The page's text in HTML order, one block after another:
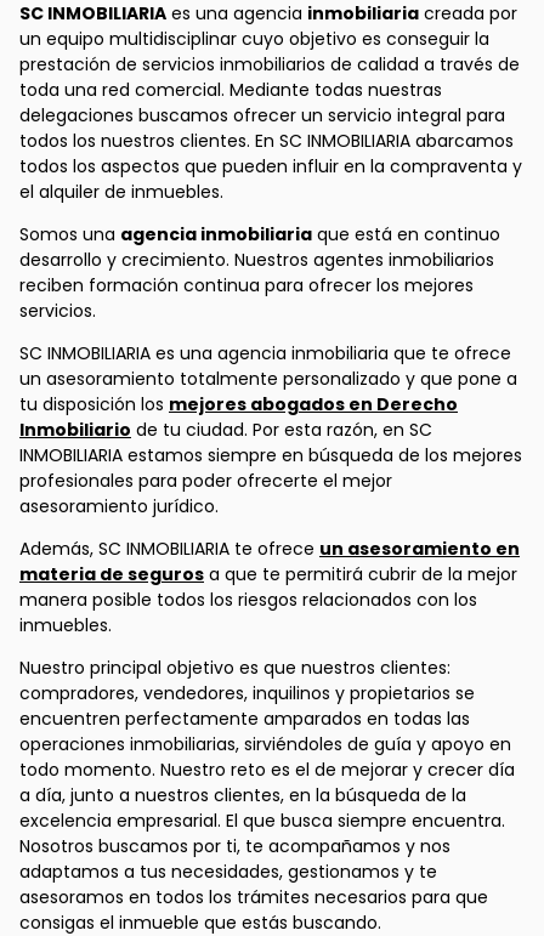
SC INMOBILIARIA es una agencia inmobiliaria creada por
un equipo multidisciplinar cuyo objetivo es conseguir la
prestación de servicios inmobiliarios de calidad a través de
toda una red comercial. Mediante todas nuestras
delegaciones buscamos ofrecer un servicio integral para
todos los nuestros clientes. En SC INMOBILIARIA abarcamos
todos los aspectos que pueden influir en la compraventa y
el alquiler de inmuebles.
Somos una agencia inmobiliaria que está en continuo
desarrollo y crecimiento. Nuestros agentes inmobiliarios
reciben formación continua para ofrecer los mejores
servicios.
SC INMOBILIARIA es una agencia inmobiliaria que te ofrece
un asesoramiento totalmente personalizado y que pone a
tu disposición los mejores abogados en Derecho
Inmobiliario de tu ciudad. Por esta razón, en SC
INMOBILIARIA estamos siempre en búsqueda de los mejores
profesionales para poder ofrecerte el mejor
asesoramiento jurídico.
Además, SC INMOBILIARIA te ofrece un asesoramiento en
materia de seguros a que te permitirá cubrir de la mejor
manera posible todos los riesgos relacionados con los
inmuebles.
Nuestro principal objetivo es que nuestros clientes:
compradores, vendedores, inquilinos y propietarios se
encuentren perfectamente amparados en todas las
operaciones inmobiliarias, sirviéndoles de guía y apoyo en
todo momento. Nuestro reto es el de mejorar y crecer día
a día, junto a nuestros clientes, en la búsqueda de la
excelencia empresarial. El que busca siempre encuentra.
Nosotros buscamos por ti, te acompañamos y nos
adaptamos a tus necesidades, gestionamos y te
asesoramos en todos los trámites necesarios para que
consigas el inmueble que estás buscando.